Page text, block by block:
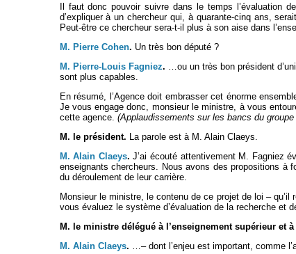
Il faut donc pouvoir suivre dans le temps l’évaluation
d’expliquer à un chercheur qui, à quarante-cinq ans,
Peut-être ce chercheur sera-t-il plus à son aise dans
M. Pierre Cohen. Un très bon député ?
M. Pierre-Louis Fagniez. …ou un très bon président
sont plus capables.
En résumé, l’Agence doit embrasser cet énorme
Je vous engage donc, monsieur le ministre, à vous
cette agence. (Applaudissements sur les bancs du
M. le président. La parole est à M. Alain Claeys.
M. Alain Claeys. J’ai écouté attentivement M. Fagniez
enseignants chercheurs. Nous avons des propositions
du déroulement de leur carrière.
Monsieur le ministre, le contenu de ce projet de loi –
vous évaluez le système d’évaluation de la recherche et
M. le ministre délégué à l’enseignement supérieur et
M. Alain Claeys. …– dont l’enjeu est important, comme